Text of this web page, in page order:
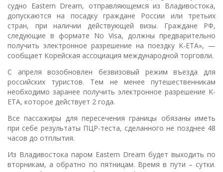
судно Eastern Dream, отправляющемся из Владивостока,
допускаются на посадку граждане России или третьих
стран, при наличии действующей визы. Граждане РФ,
следующие в формате No Visa, должны предварительно
получить электронное разрешение на поездку K-ETA», —
сообщает Корейская ассоциация международной торговли.
С апреля возобновлен безвизовый режим въезда для
российских туристов. Тем не менее путешественникам
необходимо заранее получить электронное разрешение K-
ETA, которое действует 2 года.
Все пассажиры для пересечения границы обязаны иметь
при себе результаты ПЦР-теста, сделанного не позднее 48
часов до отплытия.
Из Владивостока паром Eastern Dream будет выходить по
вторникам, а обратно по пятницам. Время в пути – сутки.